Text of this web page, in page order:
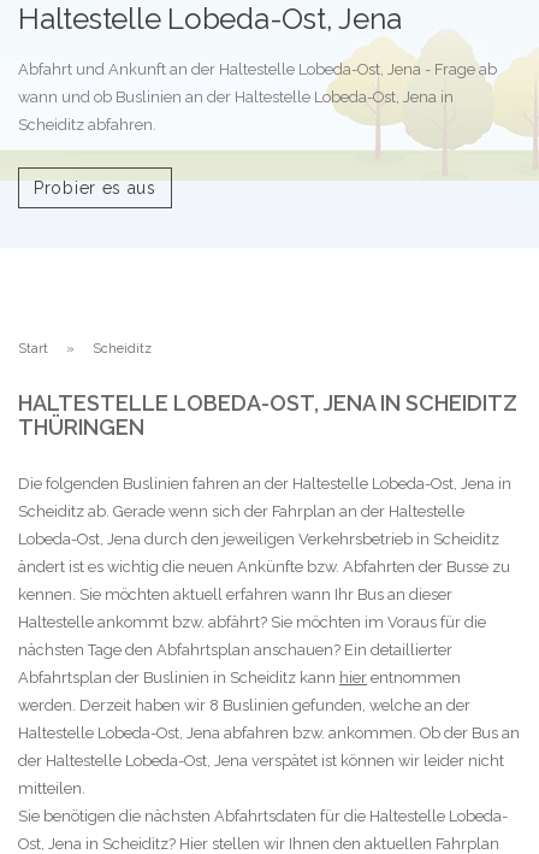
Haltestelle Lobeda-Ost, Jena
Abfahrt und Ankunft an der Haltestelle Lobeda-Ost, Jena - Frage ab
wann und ob Buslinien an der Haltestelle Lobeda-Ost, Jena in
Scheiditz abfahren.
Probier es aus
Start Scheiditz
HALTESTELLE LOBEDA-OST, JENA IN SCHEIDITZ
THÜRINGEN
Die folgenden Buslinien fahren an der Haltestelle Lobeda-Ost, Jena in
Scheiditz ab. Gerade wenn sich der Fahrplan an der Haltestelle
Lobeda-Ost, Jena durch den jeweiligen Verkehrsbetrieb in Scheiditz
ändert ist es wichtig die neuen Ankünfte bzw. Abfahrten der Busse zu
kennen. Sie möchten aktuell erfahren wann Ihr Bus an dieser
Haltestelle ankommt bzw. abfährt? Sie möchten im Voraus für die
nächsten Tage den Abfahrtsplan anschauen? Ein detaillierter
Abfahrtsplan der Buslinien in Scheiditz kann hier entnommen
werden. Derzeit haben wir 8 Buslinien gefunden, welche an der
Haltestelle Lobeda-Ost, Jena abfahren bzw. ankommen. Ob der Bus an
der Haltestelle Lobeda-Ost, Jena verspätet ist können wir leider nicht
mitteilen.
Sie benötigen die nächsten Abfahrtsdaten für die Haltestelle Lobeda-
Ost, Jena in Scheiditz? Hier stellen wir Ihnen den aktuellen Fahrplan